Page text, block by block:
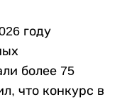
году
более 75
что конкурс в